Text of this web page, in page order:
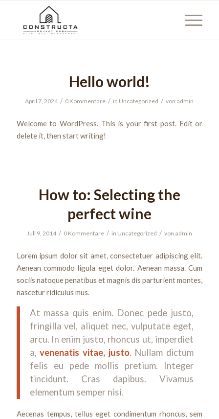
Hello world!
April 7, 2024 / 0 Kommentare / in Uncategorized / von admin
Welcome to WordPress. This is your first post. Edit or
delete it, then start writing!
How to: Selecting the
perfect wine
Juli 9, 2014 / 0 Kommentare / in Uncategorized / von admin
Lorem ipsum dolor sit amet, consectetuer adipiscing elit.
Aenean commodo ligula eget dolor. Aenean massa. Cum
sociis natoque penatibus et magnis dis parturient montes,
nascetur ridiculus mus.
At massa quis enim. Donec pede justo,
fringilla vel, aliquet nec, vulputate eget,
arcu. In enim justo, rhoncus ut, imperdiet
a,venenatis vitae, justo. Nullam dictum
felis eu pede mollis pretium. Integer
tincidunt. Cras dapibus. Vivamus
elementum semper nisi.
Aecenas tempus, tellus eget condimentum rhoncus, sem